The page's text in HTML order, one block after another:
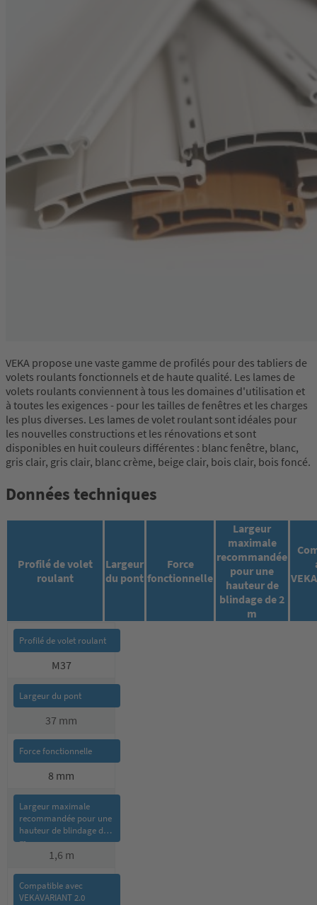
VEKA propose une vaste gamme de profilés pour des tabliers de
volets roulants fonctionnels et de haute qualité. Les lames de
volets roulants conviennent à tous les domaines d'utilisation et
à toutes les exigences - pour les tailles de fenêtres et les charges
les plus diverses. Les lames de volet roulant sont idéales pour
les nouvelles constructions et les rénovations et sont
disponibles en huit couleurs différentes : blanc fenêtre, blanc,
gris clair, gris clair, blanc crème, beige clair, bois clair, bois foncé.
Données techniques
Profilé de volet
roulant
Largeur
du pont
Force
fonctionnelle
Largeur
maximale
recommandée
pour une
hauteur de
blindage de 2
m
M37
37 mm
8 mm
1,6 m